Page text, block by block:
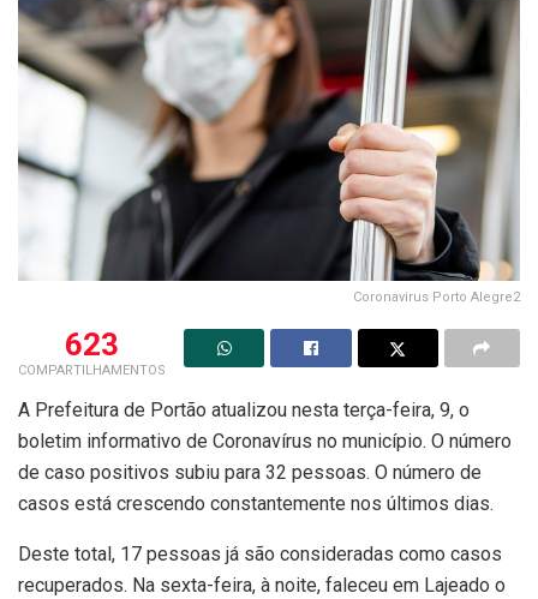
Coronavirus Porto Alegre2
623
COMPARTILHAMENTOS
A Prefeitura de Portão atualizou nesta terça-feira, 9, o
boletim informativo de Coronavírus no município. O número
de caso positivos subiu para 32 pessoas. O número de
casos está crescendo constantemente nos últimos dias.
Deste total, 17 pessoas já são consideradas como casos
recuperados. Na sexta-feira, à noite, faleceu em Lajeado o